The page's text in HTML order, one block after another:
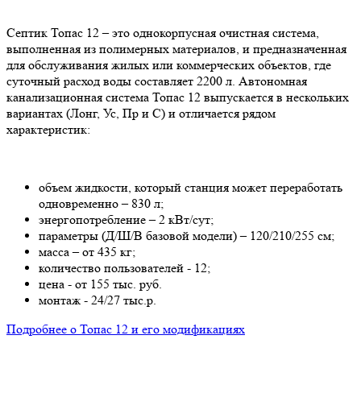
Септик Топас 12 – это однокорпусная очистная система,
выполненная из полимерных материалов, и предназначенная
для обслуживания жилых или коммерческих объектов, где
суточный расход воды составляет 2200 л. Автономная
канализационная система Топас 12 выпускается в нескольких
вариантах (Лонг, Ус, Пр и С) и отличается рядом
характеристик:
объем жидкости, который станция может переработать
одновременно – 830 л;
энергопотребление – 2 кВт/сут;
параметры (Д/Ш/В базовой модели) – 120/210/255 см;
масса – от 435 кг;
количество пользователей - 12;
цена - от 155 тыс. руб.
монтаж - 24/27 тыс.р.
Подробнее о Топас 12 и его модификациях